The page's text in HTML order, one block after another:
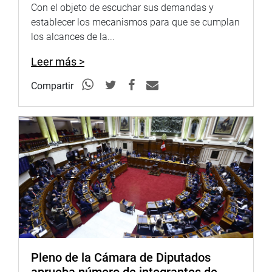
Exportadora en capacitación (a través de cursos
presenciales y virtuales) e inversión y las herramientas
necesarias para crecer productivamente a través de
Por su parte Arteaga Donayre dio a conocer que el 90,6%
de los productores agrarios del país tienen menos de diez
jurídicas), según el IV censo agrario de 2012. De ese
porcentaje, solo un 8% de productores tuvo acceso a un
crédito agropecuario.
Se refirió luego a las tendencias y a los grandes cambios
en los mercados de alimentos, condiciones que exigen
que la pequeña y mediana agricultura en el Perú tenga
que organizarse para competir en mejores condiciones en
los mercados del extranjero.
Destacó como parte importante de este desarrollo la
diversificación de la oferta agrícola exportable peruana
Con el objeto de escuchar sus demandas y
establecer los mecanismos para que se cumplan
los alcances de la...
Leer más >
Compartir
Pleno de la Cámara de Diputados